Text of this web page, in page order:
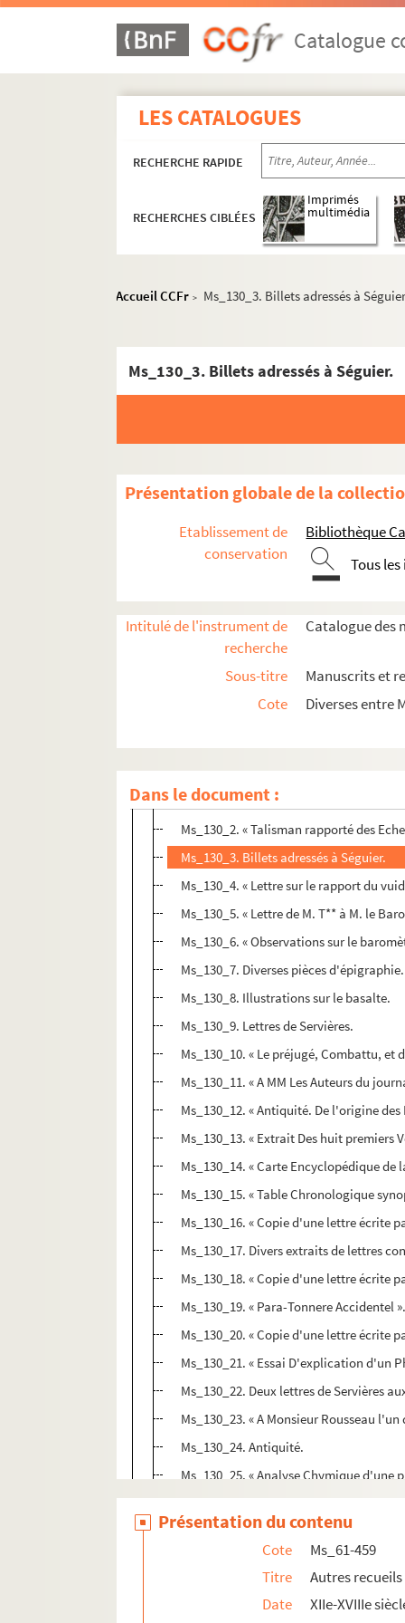
Catalogue
LES CATALOGUES
RECHERCHE RAPIDE
RECHERCHES CIBLÉES
Imprimés
multimédia
Accueil CCFr > Ms_130_3. Billets adressés à
Ms_130_3. Billets adressés à Séguier.
Présentation globale de la
Etablissement de
conservation
Bibliothèque
Tous
Intitulé de l'instrument de
recherche
Catalogue des
Sous-titre
Manuscrits et
Cote
Diverses entre
Dans le document :
Ms_61. Recueil Séguier n° 14.
Ms_66. Recueil Séguier n° 18.
Ms_72. Recueil Séguier n° 4.
Ms_92. Recueil Séguier n° 19.
Ms_98. Recueil Séguier n° 27.
Ms_122. Recueil Séguier n° 2. — Table en
Ms_127. Recueil Séguier n° 23, composé
Ms_130. Recueil Séguier n° 9.
Ms_130_1. « Chiffre adressé par un
Ms_130_2. « Talisman rapporté des
Ms_130_3. Billets adressés à Séguier.
Ms_130_4. « Lettre sur le rapport du
Ms_130_5. « Lettre de M. T** à M. le
Ms_130_6. « Observations sur le
Ms_130_7. Diverses pièces d'épigraphie.
Ms_130_8. Illustrations sur le basalte.
Ms_130_9. Lettres de Servières.
Ms_130_10. « Le préjugé, Combattu,
Ms_130_11. « A MM Les Auteurs du
Ms_130_12. « Antiquité. De l'origine des
Ms_130_13. « Extrait Des huit
Ms_130_14. « Carte Encyclopédique
Ms_130_15. « Table Chronologique
Ms_130_16. « Copie d'une lettre écrite
Ms_130_17. Divers extraits de lettres
Ms_130_18. « Copie d'une lettre écrite
Ms_130_19. « Para-Tonnere Accidentel
Ms_130_20. « Copie d'une lettre écrite
Ms_130_21. « Essai D'explication d'un
Ms_130_22. Deux lettres de Servières
Ms_130_23. « A Monsieur Rousseau
Ms_130_24. Antiquité.
Ms_130_25. « Analyse Chymique d'une
Ms_130_26. « Extrait d'une Lettre Ecrite
Ms_130_27. « Observations
Ms_130_28. « Copie d'une Lettre
Ms_130_29. « Conjectures Physico-
Ms_130_30. Catalogues des plantes de
Présentation du contenu
Cote
Ms_61-459
Titre
Autres
Date
XIIe-XVIIIe